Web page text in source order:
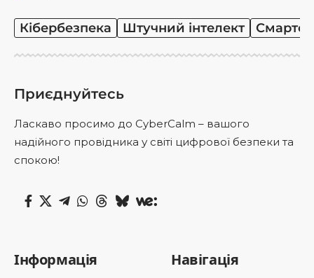
Кібербезпека Штучний інтелект
Приєднуйтесь
Ласкаво просимо до CyberCalm – вашого
надійного провідника у світі цифрової безпеки та
спокою!
Інформація Навігація